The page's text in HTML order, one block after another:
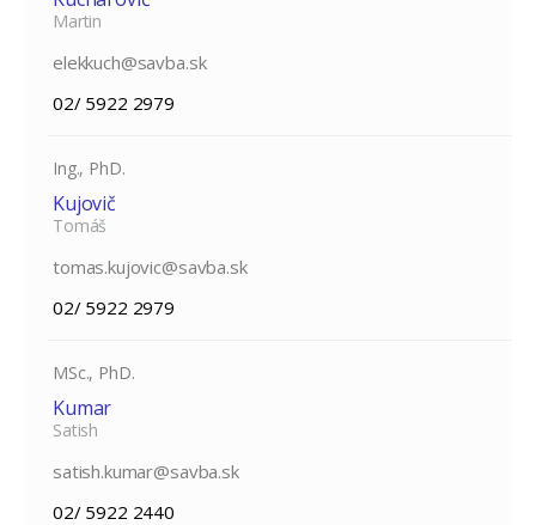
Martin
elekkuch@savba.sk
02/ 5922 2979
Ing., PhD.
Kujovič
Tomáš
tomas.kujovic@savba.sk
02/ 5922 2979
MSc., PhD.
Kumar
Satish
satish.kumar@savba.sk
02/ 5922 2440